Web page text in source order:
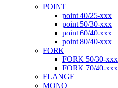
POINT
point 40/25-xxx
point 50/30-xxx
point 60/40-xxx
point 80/40-xxx
FORK
FORK 50/30-xxx
FORK 70/40-xxx
FLANGE
MONO